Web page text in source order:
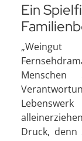
Ein
„Weingut
Menschen
Druck,